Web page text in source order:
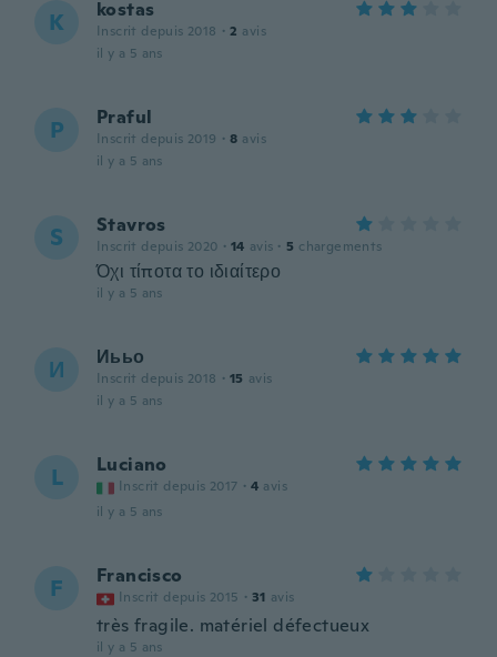
K kostas
Inscrit depuis 2018 · 2 avis
il y a 5 ans
P Praful
Inscrit depuis 2019 · 8 avis
il y a 5 ans
S Stavros
Inscrit depuis 2020 · 14 avis · 5 chargements
Όχι τίποτα το ιδιαίτερο
il y a 5 ans
И Иььо
Inscrit depuis 2018 · 15 avis
il y a 5 ans
L Luciano
Inscrit depuis 2017 · 4 avis
il y a 5 ans
F Francisco
Inscrit depuis 2015 · 31 avis
très fragile. matériel défectueux
il y a 5 ans